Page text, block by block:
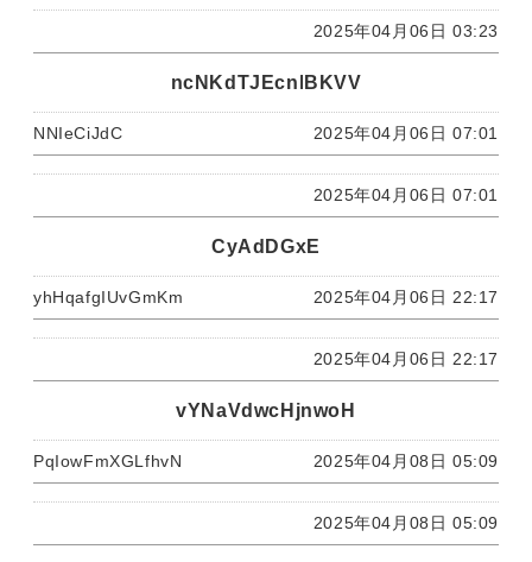
2025年04月06日 03:23
ncNKdTJEcnIBKVV
NNIeCiJdC 2025年04月06日 07:01
2025年04月06日 07:01
CyAdDGxE
yhHqafgIUvGmKm 2025年04月06日 22:17
2025年04月06日 22:17
vYNaVdwcHjnwoH
PqIowFmXGLfhvN 2025年04月08日 05:09
2025年04月08日 05:09